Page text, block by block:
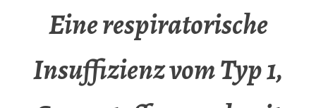
Eine respiratorische
Insuffizienz vom Typ 1,